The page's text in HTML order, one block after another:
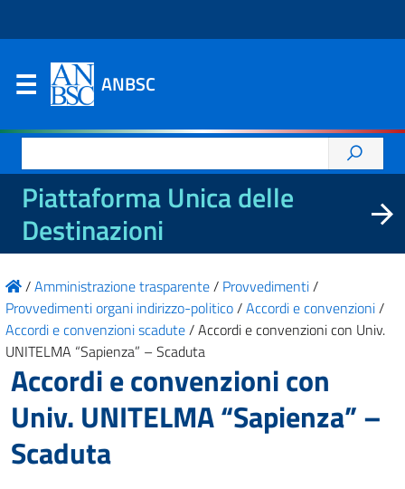
ANBSC
per:
Piattaforma Unica delle
Destinazioni
/Amministrazione trasparente/ Provvedimenti/
Provvedimenti organi indirizzo-politico/Accordi e convenzioni/
Accordi e convenzioni scadute/Accordi e convenzioni con Univ.
UNITELMA “Sapienza” – Scaduta
Accordi e convenzioni con
Univ. UNITELMA “Sapienza” –
Scaduta